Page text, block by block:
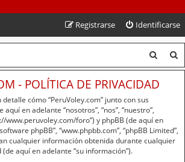
Identificarse
Registrarse
u
u
s
a
r
- POLÍTICA DE PRIVACIDAD
cómo “PeruVoley.com” junto con sus
en adelante “nosotros”, “nos”, “nuestro”,
www.peruvoley.com/foro”) y phpBB (de aquí en
phpBB”, “www.phpbb.com”, “phpBB Limited”,
cualquier información obtenida durante cualquier
aquí en adelante “su información”).